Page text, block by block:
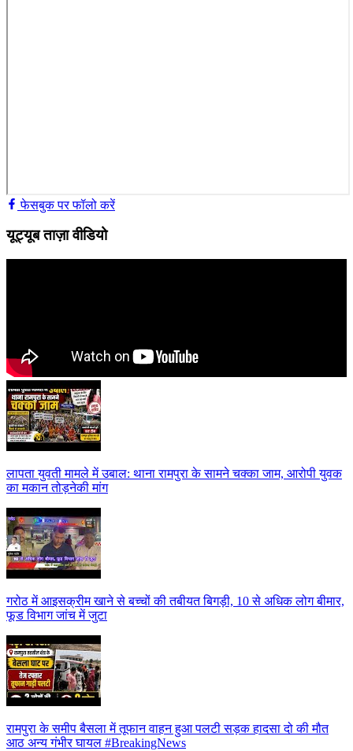
फेसबुक पर फॉलो करें
यूट्यूब ताज़ा वीडियो
लापता युवती मामले में उबाल: थाना रामपुरा के सामने चक्का जाम, आरोपी युवक
का मकान तोड़नेकी मांग
गरोठ में आइसक्रीम खाने से बच्चों की तबीयत बिगड़ी, 10 से अधिक लोग बीमार,
फूड विभाग जांच में जुटा
रामपुरा के समीप बैसला में तूफान वाहन हुआ पलटी सड़क हादसा दो की मौत
आठ अन्य गंभीर घायल #BreakingNews